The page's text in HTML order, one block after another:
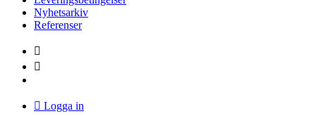
Nyhetsarkiv
Referenser
Logga in